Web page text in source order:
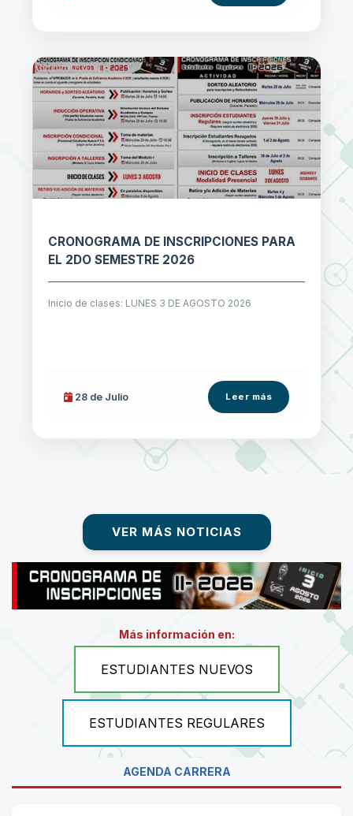
CRONOGRAMA DE INSCRIPCIONES PARA
EL 2DO SEMESTRE 2026
Inicio de clases: LUNES 3 DE AGOSTO 2026
28 de Julio Leer más
VER MÁS NOTICIAS
Más información en:
ESTUDIANTES NUEVOS
ESTUDIANTES REGULARES
AGENDA CARRERA